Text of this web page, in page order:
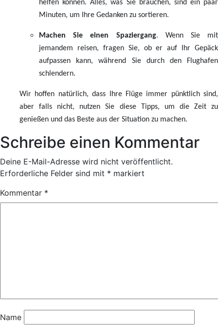
helfen können. Alles, was Sie brauchen, sind ein paar
Minuten, um Ihre Gedanken zu sortieren.
Machen Sie einen Spaziergang. Wenn Sie mit
jemandem reisen, fragen Sie, ob er auf Ihr Gepäck
aufpassen kann, während Sie durch den Flughafen
schlendern.
Wir hoffen natürlich, dass Ihre Flüge immer pünktlich sind,
aber falls nicht, nutzen Sie diese Tipps, um die Zeit zu
genießen und das Beste aus der Situation zu machen.
Schreibe einen Kommentar
Deine E-Mail-Adresse wird nicht veröffentlicht.
Erforderliche Felder sind mit * markiert
Kommentar *
Name